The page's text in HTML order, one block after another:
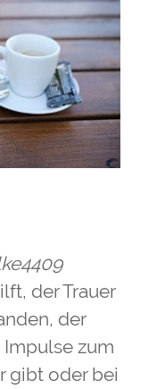
der Trauer
der
zum
gibt oder bei